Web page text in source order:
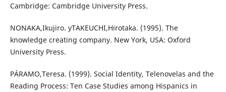
Cambridge: Cambridge University Press.
NONAKA,Ikujiro. yTAKEUCHI,Hirotaka. (1995). The
knowledge creating company. New York, USA: Oxford
University Press.
PÁRAMO,Teresa. (1999). Social Identity, Telenovelas and the
Reading Process: Ten Case Studies among Hispanics in